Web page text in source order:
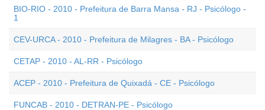
BIO-RIO - 2010 - Prefeitura de Barra Mansa - RJ - Psicólogo -
1
CEV-URCA - 2010 - Prefeitura de Milagres - BA - Psicólogo
CETAP - 2010 - AL-RR - Psicólogo
ACEP - 2010 - Prefeitura de Quixadá - CE - Psicólogo
FUNCAB - 2010 - DETRAN-PE - Psicólogo